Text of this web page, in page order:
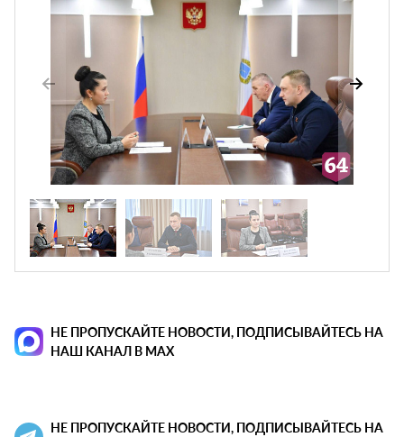
НЕ ПРОПУСКАЙТЕ НОВОСТИ, ПОДПИСЫВАЙТЕСЬ НА
НАШ КАНАЛ В MAX
НЕ ПРОПУСКАЙТЕ НОВОСТИ, ПОДПИСЫВАЙТЕСЬ НА